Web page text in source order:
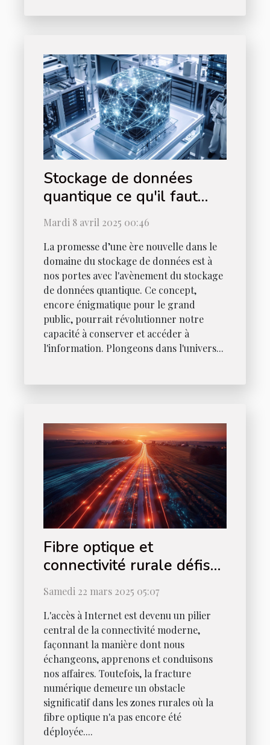
Stockage de données
quantique ce qu'il faut
savoir sur la prochaine
révolution du stockage
Mardi 8 avril 2025 00:46
La promesse d’une ère nouvelle dans le
domaine du stockage de données est à
nos portes avec l'avènement du stockage
de données quantique. Ce concept,
encore énigmatique pour le grand
public, pourrait révolutionner notre
capacité à conserver et accéder à
l'information. Plongeons dans l'univers...
Fibre optique et
connectivité rurale défis
et solutions pour
l'inclusion numérique
Samedi 22 mars 2025 05:07
L'accès à Internet est devenu un pilier
central de la connectivité moderne,
façonnant la manière dont nous
échangeons, apprenons et conduisons
nos affaires. Toutefois, la fracture
numérique demeure un obstacle
significatif dans les zones rurales où la
fibre optique n'a pas encore été
déployée....